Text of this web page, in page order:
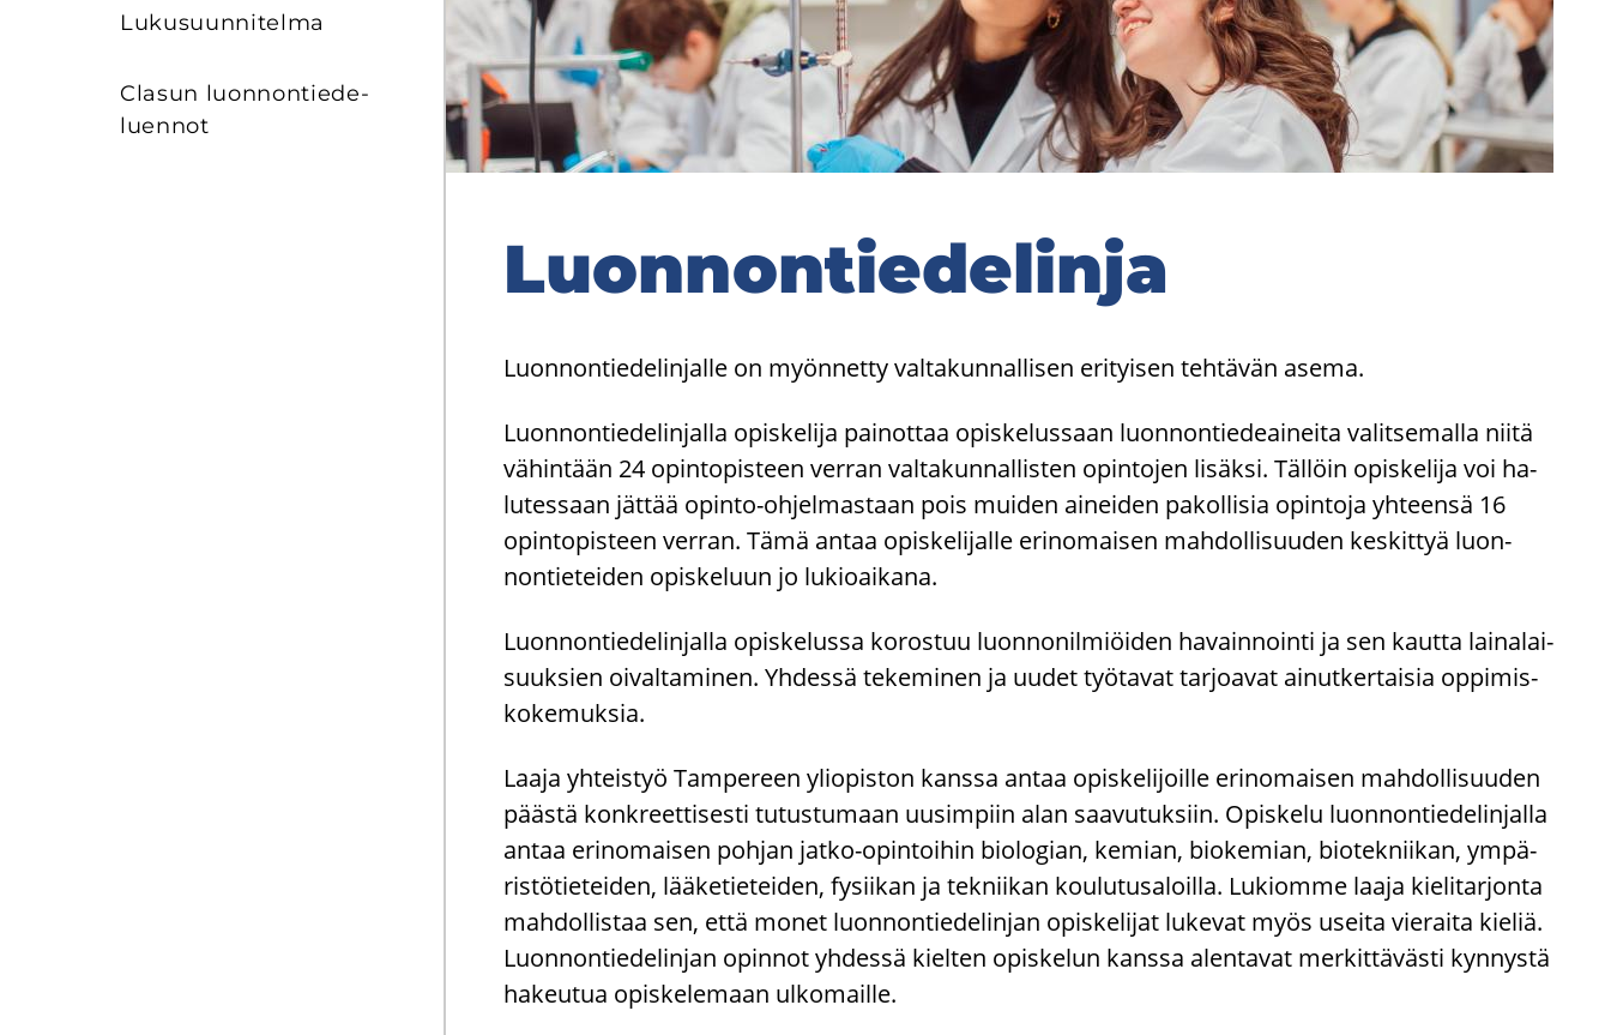
Lu­kusuun­ni­tel­ma
Cla­sun luon­non­tie­de­
luen­not
Luon­non­tie­de­lin­ja
Luon­non­tie­de­lin­jal­le on myön­net­ty val­ta­kun­nal­li­sen eri­tyi­sen teh­tä­vän asema.
Luon­non­tie­de­lin­jal­la opis­ke­li­ja pai­not­taa opis­ke­lus­saan luon­non­tie­de­ai­nei­ta va­lit­se­mal­la niitä
vä­hin­tään 24 opin­to­pis­teen ver­ran val­ta­kun­nal­lis­ten opin­to­jen li­säk­si. Täl­löin opis­ke­li­ja voi ha­
lu­tes­saan jät­tää opinto-​ohjelmastaan pois mui­den ai­nei­den pa­kol­li­sia opin­to­ja yh­teen­sä 16
opin­to­pis­teen ver­ran. Tämä antaa opis­ke­li­jal­le erin­omai­sen mah­dol­li­suu­den kes­kit­tyä luon­
non­tie­tei­den opis­ke­luun jo lu­kio­ai­ka­na.
Luon­non­tie­de­lin­jal­la opis­ke­lus­sa ko­ros­tuu luon­no­nil­miöi­den ha­vain­noin­ti ja sen kaut­ta lai­na­lai­
suuk­sien oi­val­ta­mi­nen. Yh­des­sä te­ke­mi­nen ja uudet työ­ta­vat tar­joa­vat ai­nut­ker­tai­sia op­pi­mis­
ko­ke­muk­sia.
Laaja yh­teis­työ Tam­pe­reen yli­opis­ton kans­sa antaa opis­ke­li­joil­le erin­omai­sen mah­dol­li­suu­den
pääs­tä kon­kreet­ti­ses­ti tu­tus­tu­maan uusim­piin alan saa­vu­tuk­siin. Opis­ke­lu luon­non­tie­de­lin­jal­la
antaa erin­omai­sen poh­jan jatko-​opintoihin bio­lo­gian, ke­mian, bio­ke­mian, bio­tek­nii­kan, ym­pä­
ris­tö­tie­tei­den, lää­ke­tie­tei­den, fy­sii­kan ja tek­nii­kan kou­lu­tus­aloil­la. Lu­kiom­me laaja kie­li­tar­jon­ta
mah­dol­lis­taa sen, että monet luon­non­tie­de­lin­jan opis­ke­li­jat lu­ke­vat myös usei­ta vie­rai­ta kie­liä.
Luon­non­tie­de­lin­jan opin­not yh­des­sä kiel­ten opis­ke­lun kans­sa alen­ta­vat mer­kit­tä­väs­ti kyn­nys­tä
ha­keu­tua opis­ke­le­maan ul­ko­mail­le.